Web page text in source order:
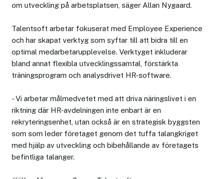
om utveckling på arbetsplatsen, säger Allan Nygaard.
Talentsoft arbetar fokuserat med Employee Experience
och har skapat verktyg som syftar till att bidra till en
optimal medarbetarupplevelse. Verktyget inkluderar
bland annat flexibla utvecklingssamtal, förstärkta
träningsprogram och analysdrivet HR-software.
- Vi arbetar målmedvetet med att driva näringslivet i en
riktning där HR-avdelningen inte enbart är en
rekryteringsenhet, utan också är en strategisk byggsten
som som leder företaget genom det tuffa talangkriget
med hjälp av utveckling och bibehållande av företagets
befintliga talanger.